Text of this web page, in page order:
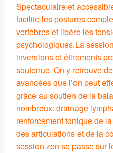
Spectaculaire et
facilite les postures
vertèbres et libére les
psychologiques.La
inversions et étirements
soutenue. On y retrouve
avancées que l’on peut
grâce au soutien de la
nombreux: drainage
renforcement tonique de
des articulations et de la
session zen se passe sur